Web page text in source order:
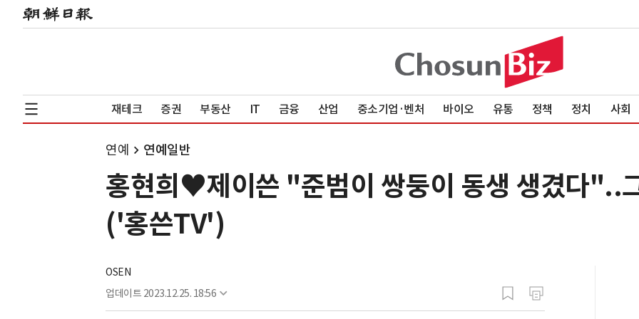
재테크 증권 부동산 IT 금융 산업 중소기업·벤처 바이오 유통 정책 정치 사회
연예 연예일반
홍현희♥제이쓴 "준범이 쌍둥이 동생 생겼다"..
('홍쓴TV')
OSEN
업데이트 2023.12.25. 18:56